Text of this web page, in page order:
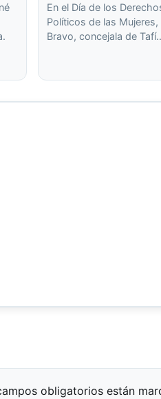
En el Día de los
Políticos de las Mujeres,
Bravo, concejala de
obligatorios están